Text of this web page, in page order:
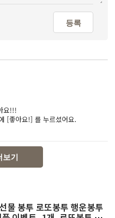
등록
요!!!
[좋아요!] 를 누르셨어요.
보기
물 봉투 로또봉투 행운봉투